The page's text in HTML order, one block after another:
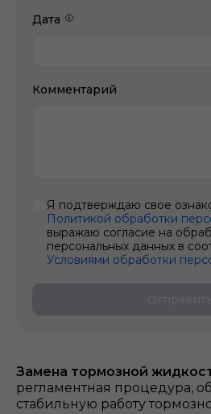
Замена тормозной
регламентная процедура,
стабильную работу
Дата
Комментарий
Я подтверждаю свое
Политикой обработки
выражаю согласие на
персональных данных в
Условиями обработки